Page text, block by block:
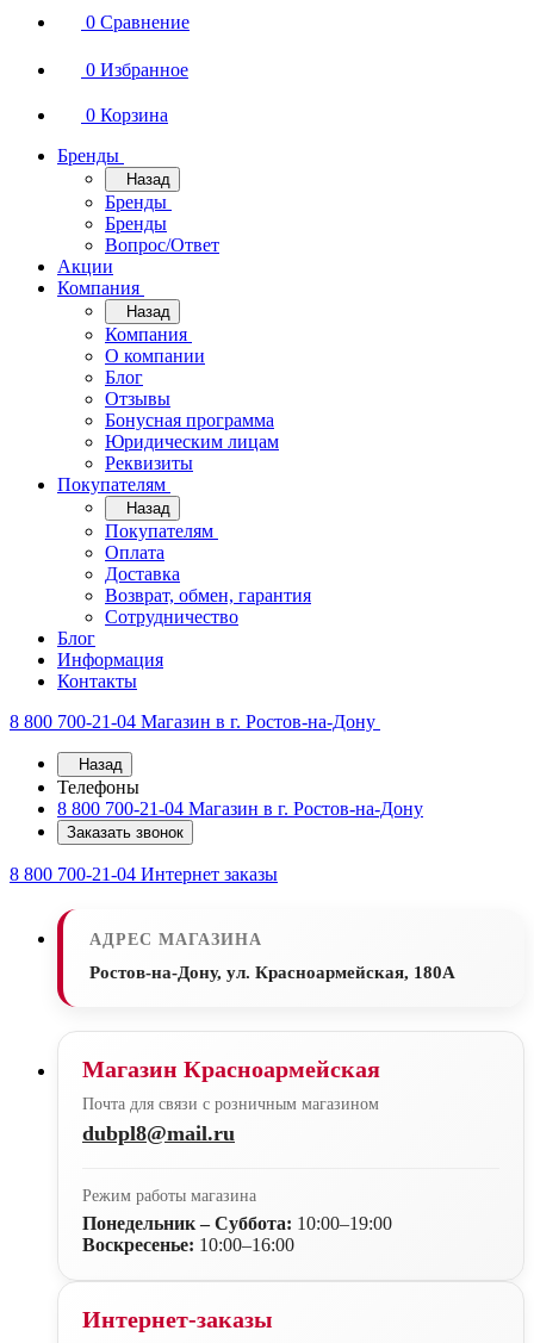
0 Сравнение
0 Избранное
0 Корзина
Бренды
Назад
Бренды
Бренды
Вопрос/Ответ
Акции
Компания
Назад
Компания
О компании
Блог
Отзывы
Бонусная программа
Юридическим лицам
Реквизиты
Покупателям
Назад
Покупателям
Оплата
Доставка
Возврат, обмен, гарантия
Сотрудничество
Блог
Информация
Контакты
8 800 700-21-04 Магазин в г. Ростов-на-Дону
Назад
Телефоны
8 800 700-21-04 Магазин в г. Ростов-на-Дону
Заказать звонок
8 800 700-21-04 Интернет заказы
АДРЕС МАГАЗИНА
Ростов-на-Дону, ул. Красноармейская, 180А
Магазин Красноармейская
Почта для связи с розничным магазином
dubpl8@mail.ru
Режим работы магазина
Понедельник – Суббота: 10:00–19:00
Воскресенье: 10:00–16:00
Интернет-заказы